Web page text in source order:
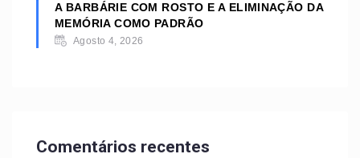
A BARBÁRIE COM ROSTO E A ELIMINAÇÃO DA
MEMÓRIA COMO PADRÃO
Agosto 4, 2026
Comentários recentes